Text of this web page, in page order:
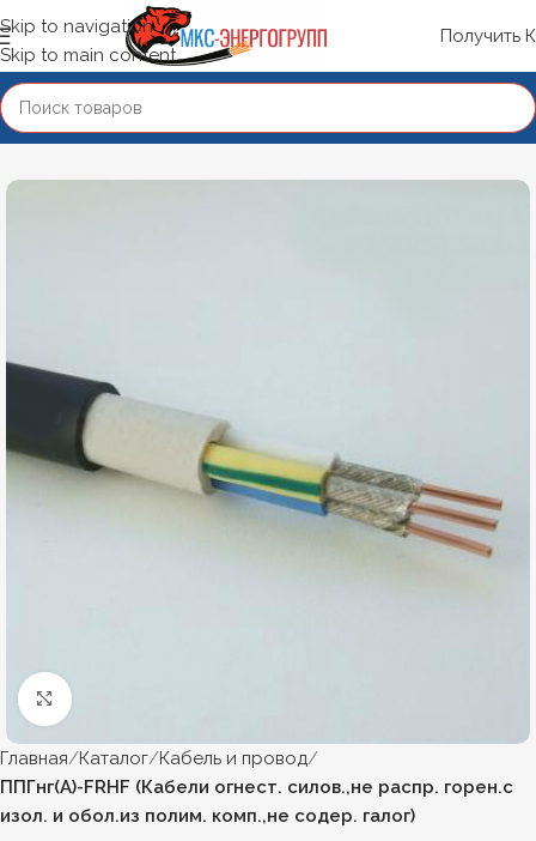
Skip to navigation
Skip to main content
Получить
Нажмите, чтобы увеличить
Главная Каталог Кабель и провод
ППГнг(А)-FRHF (Кабели огнест. силов.,не распр. горен.с
изол. и обол.из полим. комп.,не содер. галог)